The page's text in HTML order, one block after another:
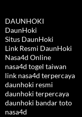
DAUNHOKI
DaunHoki
Situs DaunHoki
Link Resmi DaunHoki
Nasa4d Online
nasa4d togel taiwan
link nasa4d terpercaya
daunhoki resmi
daunhoki terpercaya
daunhoki bandar toto
nasa4d